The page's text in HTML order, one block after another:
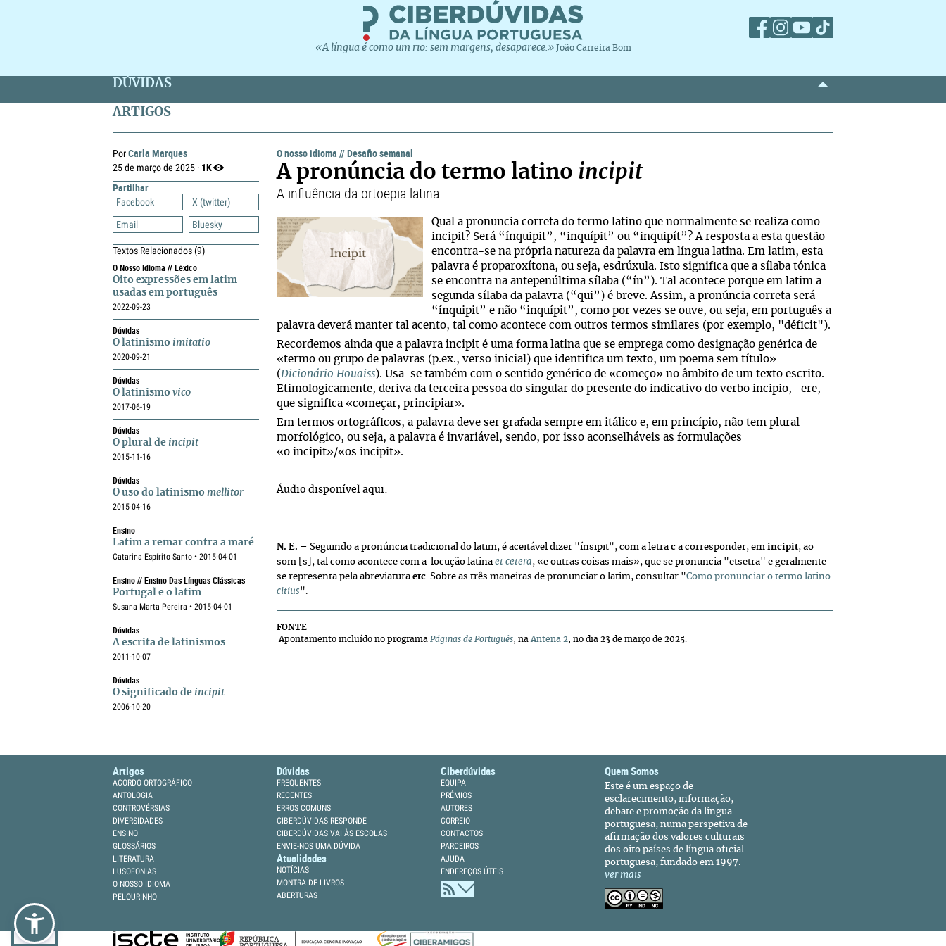
«A língua é como um rio: sem margens, desaparece.» João Carreira Bom
DÚVIDAS
ARTIGOS
PorCarla Marques
25 de março de 2025 · 1K
Partilhar
Facebook
X (twitter)
Email
Bluesky
Textos Relacionados(9)
O Nosso Idioma // Léxico
Oito expressões em latim
usadas em português
2022-09-23
Dúvidas
O latinismo imitatio
2020-09-21
Dúvidas
O latinismo vico
2017-06-19
Dúvidas
O plural de incipit
2015-11-16
Dúvidas
O uso do latinismo mellitor
2015-04-16
Ensino
Latim a remar contra a maré
Catarina Espírito Santo • 2015-04-01
Ensino // Ensino Das Línguas Clássicas
Portugal e o latim
Susana Marta Pereira • 2015-04-01
Dúvidas
A escrita de latinismos
2011-10-07
Dúvidas
O significado de incipit
2006-10-20
O nosso idioma //Desafio semanal
A pronúncia do termo latino incipit
A influência da ortoepia latina
Qual a pronuncia correta do termo latino que normalmente se realiza como
incipit? Será “ínquipit”, “inquípit” ou “inquipít”? A resposta a esta questão
encontra-se na própria natureza da palavra em língua latina. Em latim, esta
palavra é proparoxítona, ou seja, esdrúxula. Isto significa que a sílaba tónica
se encontra na antepenúltima sílaba (“ín”). Tal acontece porque em latim a
segunda sílaba da palavra (“qui”) é breve. Assim, a pronúncia correta será
“ínquipit” e não “inquípit”, como por vezes se ouve, ou seja, em português a
palavra deverá manter tal acento, tal como acontece com outros termos similares (por exemplo, "déficit").
Recordemos ainda que a palavra incipit é uma forma latina que se emprega como designação genérica de
«termo ou grupo de palavras (p.ex., verso inicial) que identifica um texto, um poema sem título»
(Dicionário Houaiss). Usa-se também com o sentido genérico de «começo» no âmbito de um texto escrito.
Etimologicamente, deriva da terceira pessoa do singular do presente do indicativo do verbo incipio, -ere,
que significa «começar, principiar».
Em termos ortográficos, a palavra deve ser grafada sempre em itálico e, em princípio, não tem plural
morfológico, ou seja, a palavra é invariável, sendo, por isso aconselháveis as formulações
«o incipit»/«os incipit».
Áudio disponível aqui:
N. E. – Seguindo a pronúncia tradicional do latim, é aceitável dizer "ínsipit", com a letra c a corresponder, em incipit, ao
som [s], tal como acontece com a locução latina et cetera, «e outras coisas mais», que se pronuncia "etsetra" e geralmente
se representa pela abreviatura etc. Sobre as três maneiras de pronunciar o latim, consultar "Como pronunciar o termo latino
citius".
FONTE
Apontamento incluído no programa Páginas de Português, na Antena 2, no dia 23 de março de 2025.
Artigos
ACORDO ORTOGRÁFICO
ANTOLOGIA
CONTROVÉRSIAS
DIVERSIDADES
ENSINO
GLOSSÁRIOS
LITERATURA
LUSOFONIAS
O NOSSO IDIOMA
PELOURINHO
Dúvidas
FREQUENTES
RECENTES
ERROS COMUNS
CIBERDÚVIDAS RESPONDE
CIBERDÚVIDAS VAI ÀS ESCOLAS
ENVIE-NOS UMA DÚVIDA
Atualidades
NOTÍCIAS
MONTRA DE LIVROS
ABERTURAS
Ciberdúvidas
EQUIPA
PRÉMIOS
AUTORES
CORREIO
CONTACTOS
PARCEIROS
AJUDA
ENDEREÇOS ÚTEIS
Quem Somos
Este é um espaço de
esclarecimento, informação,
debate e promoção da língua
portuguesa, numa perspetiva de
afirmação dos valores culturais
dos oito países de língua oficial
portuguesa, fundado em 1997.
ver mais